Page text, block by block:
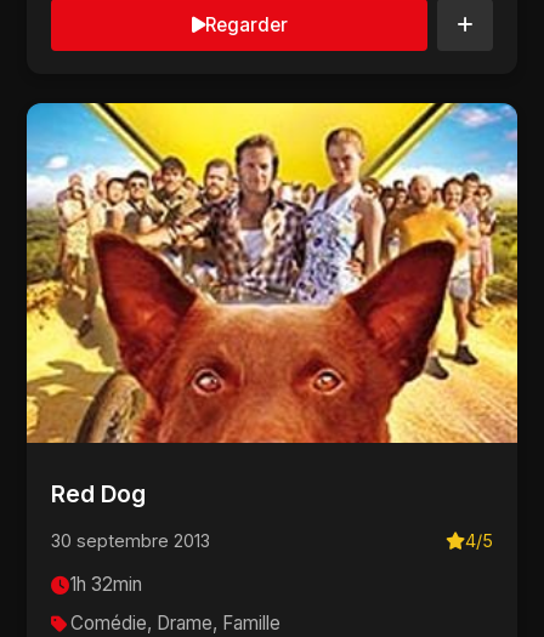
Regarder
Red Dog
30 septembre 2013 4/5
1h 32min
Comédie, Drame, Famille